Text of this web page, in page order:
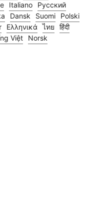
Italiano
Русский
Dansk Suomi
Polski
Ελληνικά ไทย
हिंदी
Việt Norsk